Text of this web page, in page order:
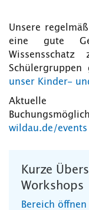
Unsere
eine gute
unser Kinder-
Aktuelle
wildau.de/events
Kurze
Workshops
Bereich öffnen